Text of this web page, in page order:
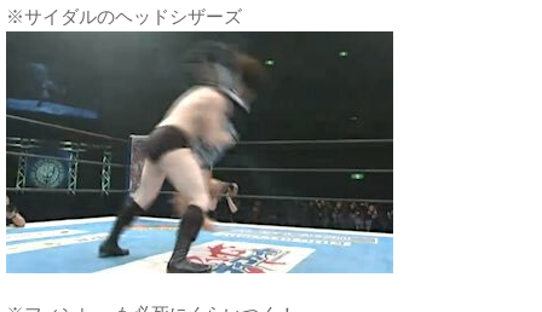
※サイダルのヘッドシザーズ